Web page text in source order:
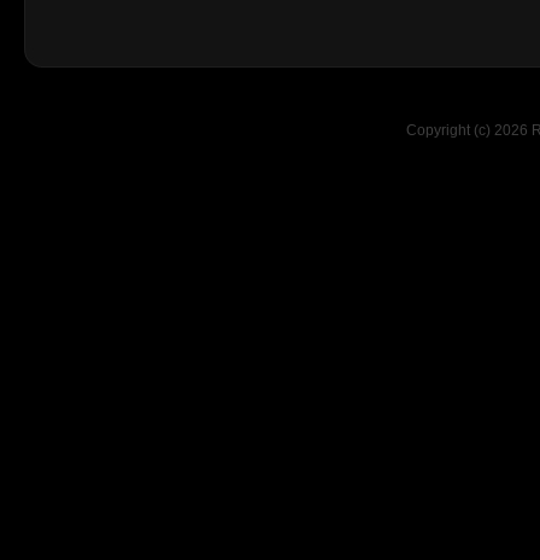
Copyright (c) 2026